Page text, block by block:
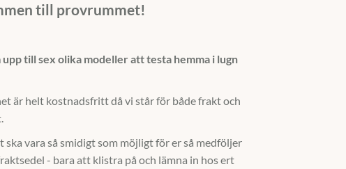
till provrummet!
upp till sex olika modeller att testa hemma i lugn
är helt kostnadsfritt då vi står för både frakt och
ska vara så smidigt som möjligt för er så medföljer
- bara att klistra på och lämna in hos ert